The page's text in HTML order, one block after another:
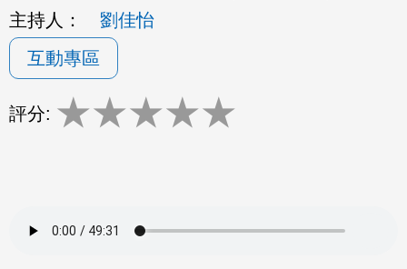
主持人：
劉佳怡
互動專區
評分: ★★★★★